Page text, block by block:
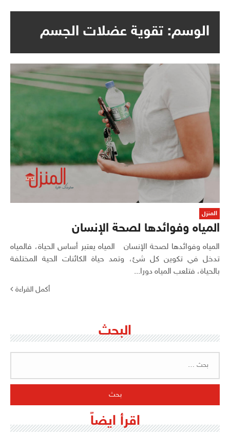
الوسم: تقوية عضلات الجسم
المنزل
المياه وفوائدها لصحة الإنسان
المياه وفوائدها لصحة الإنسان المياه يعتبر أساس الحياة، فالمياه
تدخل في تكوين كل شئ، وتمد حياة الكائنات الحية المختلفة
بالحياة، فتلعب المياه دورا...
أكمل القراءة
البحث
اقرأ ايضاً